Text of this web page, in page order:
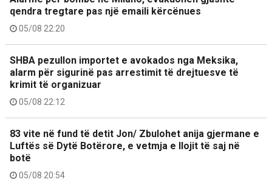
qendra tregtare pas një emaili kërcënues
05/08 22:20
SHBA pezullon importet e avokados nga Meksika,
alarm për sigurinë pas arrestimit të drejtuesve të
krimit të organizuar
05/08 22:12
83 vite në fund të detit Jon/ Zbulohet anija gjermane e
Luftës së Dytë Botërore, e vetmja e llojit të saj në
botë
05/08 20:54